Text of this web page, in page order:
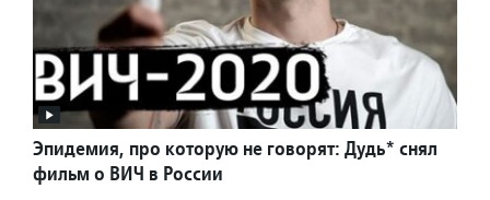
Эпидемия, про которую не говорят: Дудь* снял
фильм о ВИЧ в России